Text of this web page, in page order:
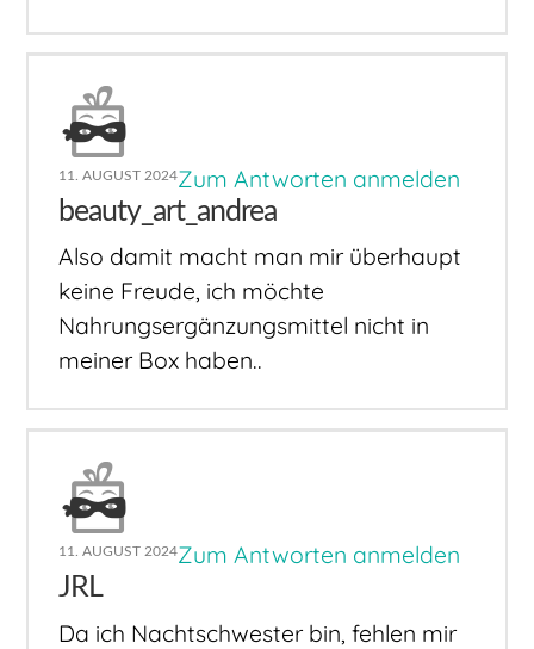
11. AUGUST 2024Zum Antworten anmelden
beauty_art_andrea
Also damit macht man mir überhaupt
keine Freude, ich möchte
Nahrungsergänzungsmittel nicht in
meiner Box haben..
11. AUGUST 2024Zum Antworten anmelden
JRL
Da ich Nachtschwester bin, fehlen mir